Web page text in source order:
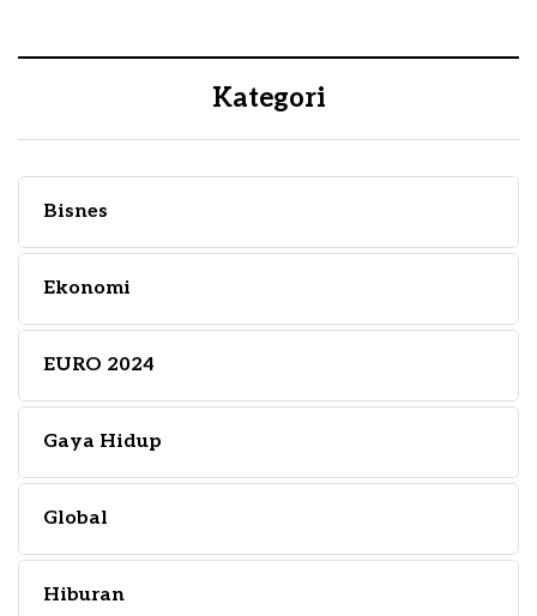
Kategori
Bisnes
Ekonomi
EURO 2024
Gaya Hidup
Global
Hiburan